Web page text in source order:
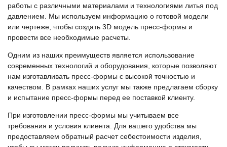
работы с различными материалами и технологиями литья под
давлением. Мы используем информацию о готовой модели
или чертеже, чтобы создать 3D модель пресс-формы и
провести все необходимые расчеты.
Одним из наших преимуществ является использование
современных технологий и оборудования, которые позволяют
нам изготавливать пресс-формы с высокой точностью и
качеством. В рамках наших услуг мы также предлагаем сборку
и испытание пресс-формы перед ее поставкой клиенту.
При изготовлении пресс-формы мы учитываем все
требования и условия клиента. Для вашего удобства мы
предоставляем обратный расчет себестоимости изделия,